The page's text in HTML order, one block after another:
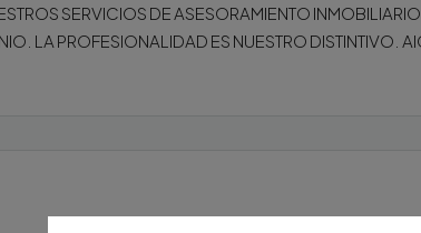
SERVICIOS DE ASESORAMIENTO
LA PROFESIONALIDAD ES NUESTRO DISTINTIVO.